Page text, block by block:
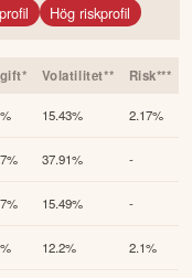
Hög riskprofil
Volatilitet** Risk***
15.43%
2.17%
37.91% -
15.49%
-
12.2%
2.1%